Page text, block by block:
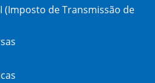
(Imposto de Transmissão de